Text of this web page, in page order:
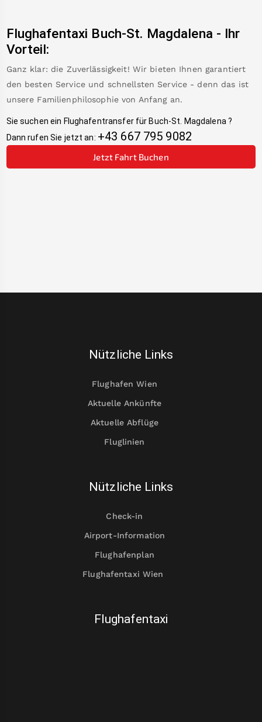
Flughafentaxi Buch-St. Magdalena - Ihr
Vorteil:
Ganz klar: die Zuverlässigkeit! Wir bieten Ihnen garantiert
den besten Service und schnellsten Service - denn das ist
unsere Familienphilosophie von Anfang an.
Sie suchen ein Flughafentransfer für Buch-St. Magdalena ?
Dann rufen Sie jetzt an: +43 667 795 9082
Jetzt Fahrt Buchen
Nützliche Links
Flughafen Wien
Aktuelle Ankünfte
Aktuelle Abflüge
Fluglinien
Nützliche Links
Check-in
Airport-Information
Flughafenplan
Flughafentaxi Wien
Flughafentaxi